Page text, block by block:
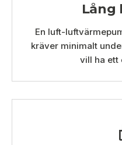
Lång
En luft-
kräver minimalt
vill ha ett